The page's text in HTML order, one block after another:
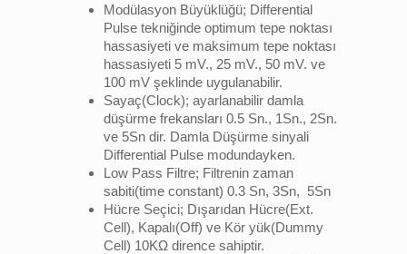
Modülasyon Büyüklüğü; Differential
Pulse tekniğinde optimum tepe noktası
hassasiyeti ve maksimum tepe noktası
hassasiyeti 5 mV., 25 mV., 50 mV. ve
100 mV şeklinde uygulanabilir.
Sayaç(Clock); ayarlanabilir damla
düşürme frekansları 0.5 Sn., 1Sn., 2Sn.
ve 5Sn dir. Damla Düşürme sinyali
Differential Pulse modundayken.
Low Pass Filtre; Filtrenin zaman
sabiti(time constant) 0.3 Sn, 3Sn, 5Sn
Hücre Seçici; Dışarıdan Hücre(Ext.
Cell), Kapalı(Off) ve Kör yük(Dummy
Cell) 10KΩ dirence sahiptir.